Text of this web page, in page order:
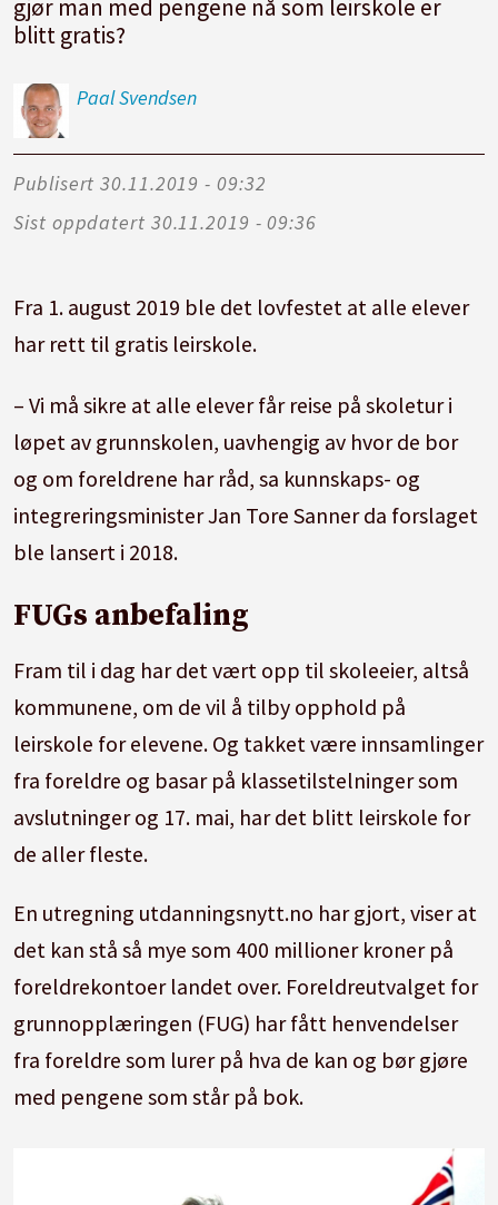
gjør man med pengene nå som leirskole er
blitt gratis?
PaalSvendsen
Publisert
30.11.2019 - 09:32
Sist oppdatert
30.11.2019 - 09:36
Fra 1. august 2019 ble det lovfestet at alle elever
har rett til gratis leirskole.
– Vi må sikre at alle elever får reise på skoletur i
løpet av grunnskolen, uavhengig av hvor de bor
og om foreldrene har råd, sa kunnskaps- og
integreringsminister Jan Tore Sanner da forslaget
ble lansert i 2018.
FUGs anbefaling
Fram til i dag har det vært opp til skoleeier, altså
kommunene, om de vil å tilby opphold på
leirskole for elevene. Og takket være innsamlinger
fra foreldre og basar på klassetilstelninger som
avslutninger og 17. mai, har det blitt leirskole for
de aller fleste.
En utregning utdanningsnytt.no har gjort, viser at
det kan stå så mye som 400 millioner kroner på
foreldrekontoer landet over. Foreldreutvalget for
grunnopplæringen (FUG) har fått henvendelser
fra foreldre som lurer på hva de kan og bør gjøre
med pengene som står på bok.